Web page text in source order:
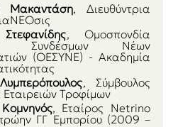
, Διευθύντρια
,
Ομοσπονδία
Συνδέσμων Νέων
(ΟΕΣΥΝΕ) - Ακαδημία
,
Σύμβουλος
Τροφίμων
, Εταίρος Netrino
ΓΓ Εμπορίου (2009 –